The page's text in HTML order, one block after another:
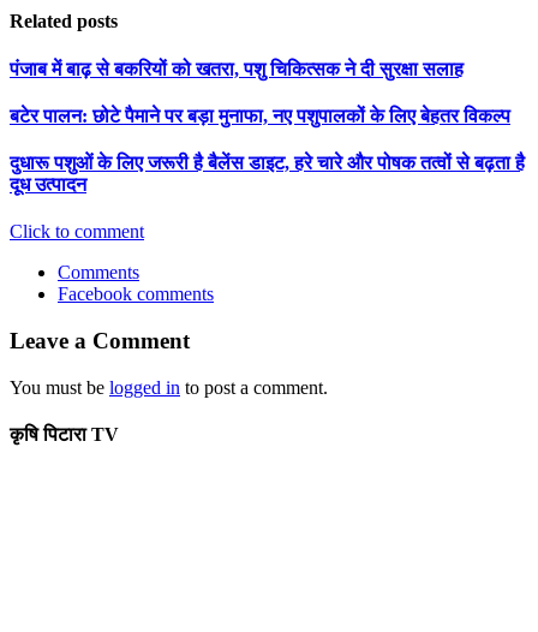
Related posts
पंजाब में बाढ़ से बकरियों को खतरा, पशु चिकित्सक ने दी सुरक्षा सलाह
बटेर पालन: छोटे पैमाने पर बड़ा मुनाफा, नए पशुपालकों के लिए बेहतर विकल्प
दुधारू पशुओं के लिए जरूरी है बैलेंस डाइट, हरे चारे और पोषक तत्वों से बढ़ता है
दूध उत्पादन
Click to comment
Comments
Facebook comments
Leave a Comment
You must be logged in to post a comment.
कृषि पिटारा TV